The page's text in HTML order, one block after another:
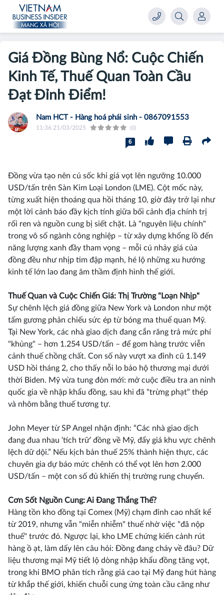
Giá Đồng Bùng Nổ: Cuộc Chiến
Kinh Tế, Thuế Quan Toàn Cầu
Đạt Đỉnh Điểm!
Nam HCT - Hàng hoá phái sinh - 0867091553
11:36 21/03/2025 (0)
6
Đồng vừa tạo nên cú sốc khi giá vọt lên ngưỡng 10.000
USD/tấn trên Sàn Kim Loại London (LME). Cột mốc này,
từng xuất hiện thoáng qua hồi tháng 10, giờ đây trở lại như
một lời cảnh báo đầy kịch tính giữa bối cảnh địa chính trị
rối ren và nguồn cung bị siết chặt. Là "nguyên liệu chính"
trong vô số ngành công nghiệp – từ xây dựng khổng lồ đến
năng lượng xanh đầy tham vọng – mỗi cú nhảy giá của
đồng đều như nhịp tim đập mạnh, hé lộ những xu hướng
kinh tế lớn lao đang âm thầm định hình thế giới.
Thuế Quan và Cuộc Chiến Giá: Thị Trường "Loạn Nhịp"
Sự chênh lệch giá đồng giữa New York và London như một
tấm gương phản chiếu sức ép từ bóng ma thuế quan Mỹ.
Tại New York, các nhà giao dịch đang cắn răng trả mức phí
"khủng" – hơn 1.254 USD/tấn – để gom hàng trước viễn
cảnh thuế chồng chất. Con số này vượt xa đỉnh cũ 1.149
USD hồi tháng 2, cho thấy nỗi lo bảo hộ thương mại dưới
thời Biden. Mỹ vừa tung đòn mới: mở cuộc điều tra an ninh
quốc gia về nhập khẩu đồng, sau khi đã "trừng phạt" thép
và nhôm bằng thuế tương tự.
John Meyer từ SP Angel nhận định: “Các nhà giao dịch
đang đua nhau ‘tích trữ’ đồng về Mỹ, đẩy giá khu vực chênh
lệch dữ dội.” Nếu kịch bản thuế 25% thành hiện thực, các
chuyên gia dự báo mức chênh có thể vọt lên hơn 2.000
USD/tấn – một con số đủ khiến thị trường rung chuyển.
Cơn Sốt Nguồn Cung: Ai Đang Thắng Thế?
Hàng tồn kho đồng tại Comex (Mỹ) chạm đỉnh cao nhất kể
từ 2019, nhưng vẫn "miễn nhiễm" thuế nhờ việc "đã nộp
thuế" trước đó. Ngược lại, kho LME chứng kiến cảnh rút
hàng ồ ạt, làm dấy lên câu hỏi: Đồng đang chảy về đâu? Dữ
liệu thương mại Mỹ tiết lộ dòng nhập khẩu đồng tăng vọt,
trong khi BMO phân tích rằng giá cao tại Mỹ đang hút hàng
từ khắp thế giới, khiến chuỗi cung ứng toàn cầu căng như